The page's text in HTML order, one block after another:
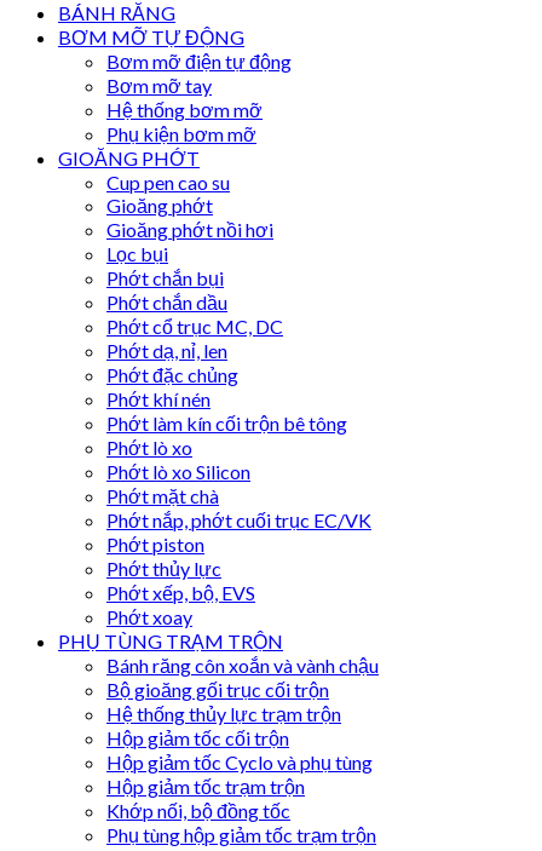
BÁNH RĂNG
BƠM MỠ TỰ ĐỘNG
Bơm mỡ điện tự động
Bơm mỡ tay
Hệ thống bơm mỡ
Phụ kiện bơm mỡ
GIOĂNG PHỚT
Cup pen cao su
Gioăng phớt
Gioăng phớt nồi hơi
Lọc bụi
Phớt chắn bụi
Phớt chắn dầu
Phớt cổ trục MC, DC
Phớt dạ, nỉ, len
Phớt đặc chủng
Phớt khí nén
Phớt làm kín cối trộn bê tông
Phớt lò xo
Phớt lò xo Silicon
Phớt mặt chà
Phớt nắp, phớt cuối trục EC/VK
Phớt piston
Phớt thủy lực
Phớt xếp, bộ, EVS
Phớt xoay
PHỤ TÙNG TRẠM TRỘN
Bánh răng côn xoắn và vành chậu
Bộ gioăng gối trục cối trộn
Hệ thống thủy lực trạm trộn
Hộp giảm tốc cối trộn
Hộp giảm tốc Cyclo và phụ tùng
Hộp giảm tốc trạm trộn
Khớp nối, bộ đồng tốc
Phụ tùng hộp giảm tốc trạm trộn